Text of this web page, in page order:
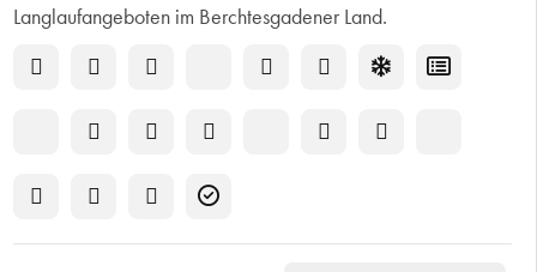
Langlaufangeboten im Berchtesgadener Land.